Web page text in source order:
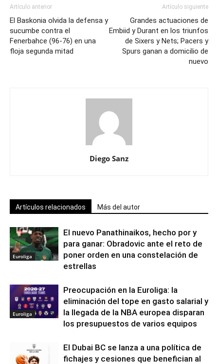
Artículo anterior
El Baskonia olvida la defensa y
sucumbe contra el
Fenerbahce (96-76) en una
floja segunda mitad
Artículo siguiente
Grandes actuaciones de
Embiid y Durant en los triunfos
de Sixers y Nets; Pacers y
Spurs ganan a domicilio de
nuevo
Diego Sanz
Artículos relacionados Más del autor
Euroliga
El nuevo Panathinaikos, hecho por y
para ganar: Obradovic ante el reto de
poner orden en una constelación de
estrellas
Euroliga
Preocupación en la Euroliga: la
eliminación del tope en gasto salarial y
la llegada de la NBA europea disparan
los presupuestos de varios equipos
El Dubai BC se lanza a una política de
fichajes y cesiones que benefician al